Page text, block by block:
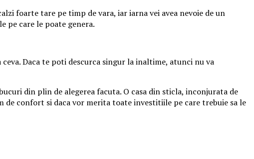
foarte tare pe timp de vara, iar iarna vei avea nevoie de un
pe care le poate genera.
Daca te poti descurca singur la inaltime, atunci nu va
din plin de alegerea facuta. O casa din sticla, inconjurata de
de confort si daca vor merita toate investitiile pe care trebuie sa le